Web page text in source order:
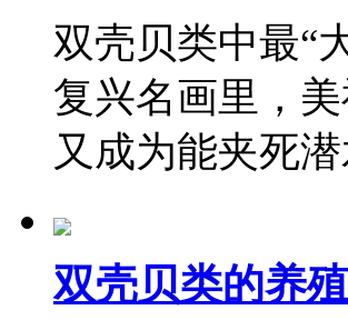
双壳贝类中最“
复兴名画里，
又成为能夹死
双壳贝类的养